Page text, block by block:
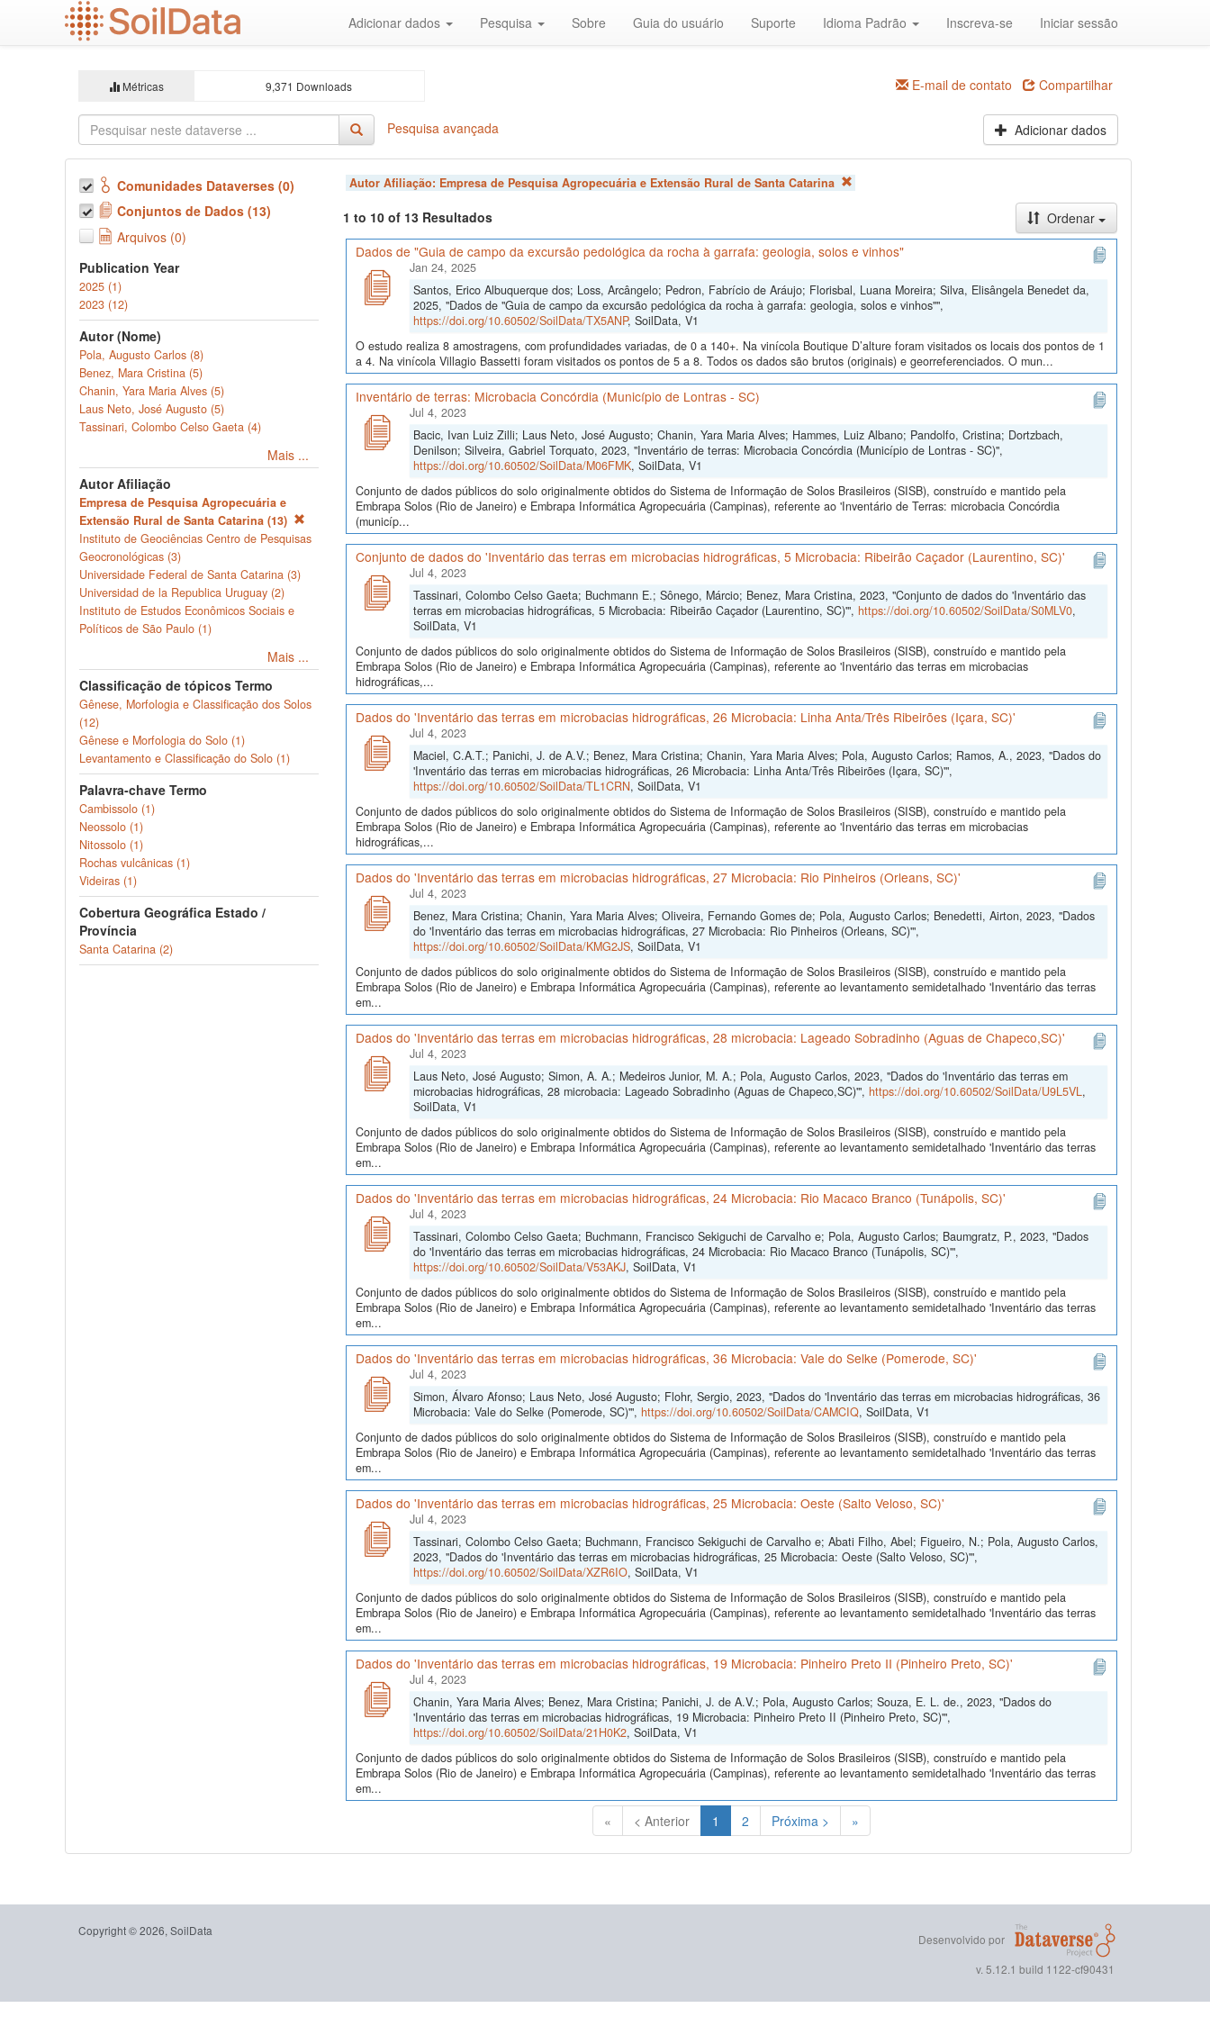
Adicionar dados Pesquisa Sobre Guia do usuário Suporte Idioma Padrão Inscreva-se Iniciar sessão
Métricas 9,371 Downloads E-mail de contato Compartilhar
Pesquisa avançada Adicionar dados
Comunidades Dataverses (0)
Conjuntos de Dados (13)
Arquivos (0)
Publication Year
2025 (1)
2023 (12)
Autor (Nome)
Pola, Augusto Carlos (8)
Benez, Mara Cristina (5)
Chanin, Yara Maria Alves (5)
Laus Neto, José Augusto (5)
Tassinari, Colombo Celso Gaeta (4)
Mais ...
Autor Afiliação
Empresa de Pesquisa Agropecuária e
Extensão Rural de Santa Catarina (13)
Instituto de Geociências Centro de Pesquisas
Geocronológicas (3)
Universidade Federal de Santa Catarina (3)
Universidad de la Republica Uruguay (2)
Instituto de Estudos Econômicos Sociais e
Políticos de São Paulo (1)
Mais ...
Classificação de tópicos Termo
Gênese, Morfologia e Classificação dos Solos
(12)
Gênese e Morfologia do Solo (1)
Levantamento e Classificação do Solo (1)
Palavra-chave Termo
Cambissolo (1)
Neossolo (1)
Nitossolo (1)
Rochas vulcânicas (1)
Videiras (1)
Cobertura Geográfica Estado /
Província
Santa Catarina (2)
Autor Afiliação: Empresa de Pesquisa Agropecuária e Extensão Rural de Santa Catarina
1 to 10 of 13 Resultados
Ordenar
Dados de "Guia de campo da excursão pedológica da rocha à garrafa: geologia, solos e vinhos"
Jan 24, 2025
Santos, Erico Albuquerque dos; Loss, Arcângelo; Pedron, Fabrício de Aráujo; Florisbal, Luana Moreira; Silva, Elisângela Benedet da,
2025, "Dados de "Guia de campo da excursão pedológica da rocha à garrafa: geologia, solos e vinhos"",
https://doi.org/10.60502/SoilData/TX5ANP, SoilData, V1
O estudo realiza 8 amostragens, com profundidades variadas, de 0 a 140+. Na vinícola Boutique D’alture foram visitados os locais dos pontos de 1
a 4. Na vinícola Villagio Bassetti foram visitados os pontos de 5 a 8. Todos os dados são brutos (originais) e georreferenciados. O mun...
Inventário de terras: Microbacia Concórdia (Município de Lontras - SC)
Jul 4, 2023
Bacic, Ivan Luiz Zilli; Laus Neto, José Augusto; Chanin, Yara Maria Alves; Hammes, Luiz Albano; Pandolfo, Cristina; Dortzbach,
Denilson; Silveira, Gabriel Torquato, 2023, "Inventário de terras: Microbacia Concórdia (Município de Lontras - SC)",
https://doi.org/10.60502/SoilData/M06FMK, SoilData, V1
Conjunto de dados públicos do solo originalmente obtidos do Sistema de Informação de Solos Brasileiros (SISB), construído e mantido pela
Embrapa Solos (Rio de Janeiro) e Embrapa Informática Agropecuária (Campinas), referente ao 'Inventário de Terras: microbacia Concórdia
(municíp...
Conjunto de dados do 'Inventário das terras em microbacias hidrográficas, 5 Microbacia: Ribeirão Caçador (Laurentino, SC)'
Jul 4, 2023
Tassinari, Colombo Celso Gaeta; Buchmann E.; Sônego, Márcio; Benez, Mara Cristina, 2023, "Conjunto de dados do 'Inventário das
terras em microbacias hidrográficas, 5 Microbacia: Ribeirão Caçador (Laurentino, SC)'", https://doi.org/10.60502/SoilData/S0MLV0,
SoilData, V1
Conjunto de dados públicos do solo originalmente obtidos do Sistema de Informação de Solos Brasileiros (SISB), construído e mantido pela
Embrapa Solos (Rio de Janeiro) e Embrapa Informática Agropecuária (Campinas), referente ao 'Inventário das terras em microbacias
hidrográficas,...
Dados do 'Inventário das terras em microbacias hidrográficas, 26 Microbacia: Linha Anta/Três Ribeirões (Içara, SC)'
Jul 4, 2023
Maciel, C.A.T.; Panichi, J. de A.V.; Benez, Mara Cristina; Chanin, Yara Maria Alves; Pola, Augusto Carlos; Ramos, A., 2023, "Dados do
'Inventário das terras em microbacias hidrográficas, 26 Microbacia: Linha Anta/Três Ribeirões (Içara, SC)'",
https://doi.org/10.60502/SoilData/TL1CRN, SoilData, V1
Conjunto de dados públicos do solo originalmente obtidos do Sistema de Informação de Solos Brasileiros (SISB), construído e mantido pela
Embrapa Solos (Rio de Janeiro) e Embrapa Informática Agropecuária (Campinas), referente ao 'Inventário das terras em microbacias
hidrográficas,...
Dados do 'Inventário das terras em microbacias hidrográficas, 27 Microbacia: Rio Pinheiros (Orleans, SC)'
Jul 4, 2023
Benez, Mara Cristina; Chanin, Yara Maria Alves; Oliveira, Fernando Gomes de; Pola, Augusto Carlos; Benedetti, Airton, 2023, "Dados
do 'Inventário das terras em microbacias hidrográficas, 27 Microbacia: Rio Pinheiros (Orleans, SC)'",
https://doi.org/10.60502/SoilData/KMG2JS, SoilData, V1
Conjunto de dados públicos do solo originalmente obtidos do Sistema de Informação de Solos Brasileiros (SISB), construído e mantido pela
Embrapa Solos (Rio de Janeiro) e Embrapa Informática Agropecuária (Campinas), referente ao levantamento semidetalhado 'Inventário das terras
em...
Dados do 'Inventário das terras em microbacias hidrográficas, 28 microbacia: Lageado Sobradinho (Aguas de Chapeco,SC)'
Jul 4, 2023
Laus Neto, José Augusto; Simon, A. A.; Medeiros Junior, M. A.; Pola, Augusto Carlos, 2023, "Dados do 'Inventário das terras em
microbacias hidrográficas, 28 microbacia: Lageado Sobradinho (Aguas de Chapeco,SC)'", https://doi.org/10.60502/SoilData/U9L5VL,
SoilData, V1
Conjunto de dados públicos do solo originalmente obtidos do Sistema de Informação de Solos Brasileiros (SISB), construído e mantido pela
Embrapa Solos (Rio de Janeiro) e Embrapa Informática Agropecuária (Campinas), referente ao levantamento semidetalhado 'Inventário das terras
em...
Dados do 'Inventário das terras em microbacias hidrográficas, 24 Microbacia: Rio Macaco Branco (Tunápolis, SC)'
Jul 4, 2023
Tassinari, Colombo Celso Gaeta; Buchmann, Francisco Sekiguchi de Carvalho e; Pola, Augusto Carlos; Baumgratz, P., 2023, "Dados
do 'Inventário das terras em microbacias hidrográficas, 24 Microbacia: Rio Macaco Branco (Tunápolis, SC)'",
https://doi.org/10.60502/SoilData/V53AKJ, SoilData, V1
Conjunto de dados públicos do solo originalmente obtidos do Sistema de Informação de Solos Brasileiros (SISB), construído e mantido pela
Embrapa Solos (Rio de Janeiro) e Embrapa Informática Agropecuária (Campinas), referente ao levantamento semidetalhado 'Inventário das terras
em...
Dados do 'Inventário das terras em microbacias hidrográficas, 36 Microbacia: Vale do Selke (Pomerode, SC)'
Jul 4, 2023
Simon, Álvaro Afonso; Laus Neto, José Augusto; Flohr, Sergio, 2023, "Dados do 'Inventário das terras em microbacias hidrográficas, 36
Microbacia: Vale do Selke (Pomerode, SC)'", https://doi.org/10.60502/SoilData/CAMCIQ, SoilData, V1
Conjunto de dados públicos do solo originalmente obtidos do Sistema de Informação de Solos Brasileiros (SISB), construído e mantido pela
Embrapa Solos (Rio de Janeiro) e Embrapa Informática Agropecuária (Campinas), referente ao levantamento semidetalhado 'Inventário das terras
em...
Dados do 'Inventário das terras em microbacias hidrográficas, 25 Microbacia: Oeste (Salto Veloso, SC)'
Jul 4, 2023
Tassinari, Colombo Celso Gaeta; Buchmann, Francisco Sekiguchi de Carvalho e; Abati Filho, Abel; Figueiro, N.; Pola, Augusto Carlos,
2023, "Dados do 'Inventário das terras em microbacias hidrográficas, 25 Microbacia: Oeste (Salto Veloso, SC)'",
https://doi.org/10.60502/SoilData/XZR6IO, SoilData, V1
Conjunto de dados públicos do solo originalmente obtidos do Sistema de Informação de Solos Brasileiros (SISB), construído e mantido pela
Embrapa Solos (Rio de Janeiro) e Embrapa Informática Agropecuária (Campinas), referente ao levantamento semidetalhado 'Inventário das terras
em...
Dados do 'Inventário das terras em microbacias hidrográficas, 19 Microbacia: Pinheiro Preto II (Pinheiro Preto, SC)'
Jul 4, 2023
Chanin, Yara Maria Alves; Benez, Mara Cristina; Panichi, J. de A.V.; Pola, Augusto Carlos; Souza, E. L. de., 2023, "Dados do
'Inventário das terras em microbacias hidrográficas, 19 Microbacia: Pinheiro Preto II (Pinheiro Preto, SC)'",
https://doi.org/10.60502/SoilData/21H0K2, SoilData, V1
Conjunto de dados públicos do solo originalmente obtidos do Sistema de Informação de Solos Brasileiros (SISB), construído e mantido pela
Embrapa Solos (Rio de Janeiro) e Embrapa Informática Agropecuária (Campinas), referente ao levantamento semidetalhado 'Inventário das terras
em...
« < Anterior 1 (Atual)
2 Próxima > »
Copyright © 2026, SoilData
Desenvolvido por
v. 5.12.1 build 1122-cf90431